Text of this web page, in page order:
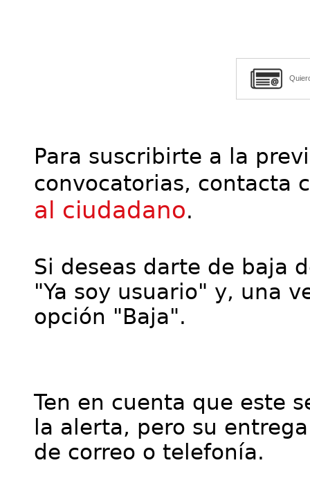
Para suscribirte a la
convocatorias, contacta
al ciudadano.
Si deseas darte de baja
"Ya soy usuario" y, una
opción "Baja".
Ten en cuenta que este
la alerta, pero su
de correo o telefonía.